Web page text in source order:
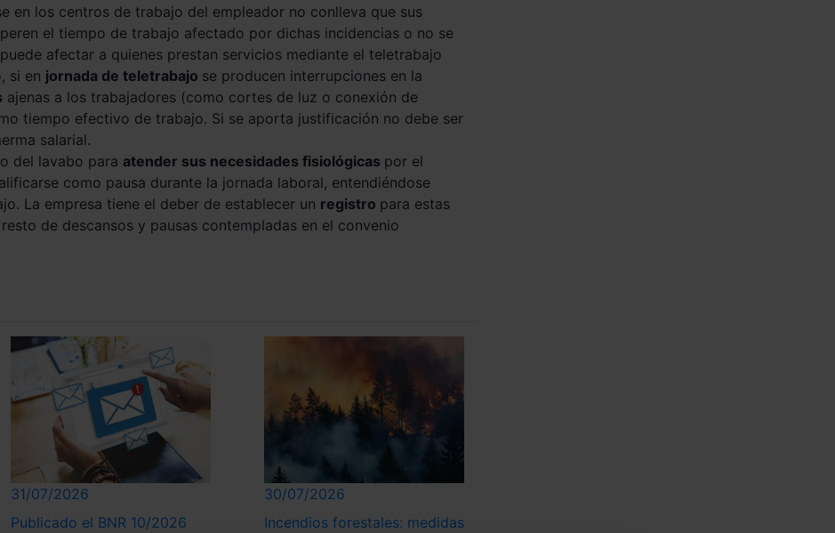
en los centros de trabajo del empleador no conlleva que sus
el tiempo de trabajo afectado por dichas incidencias o no se
afectar a quienes prestan servicios mediante el teletrabajo
si en jornada de teletrabajo se producen interrupciones en la
ajenas a los trabajadores (como cortes de luz o conexión de
tiempo efectivo de trabajo. Si se aporta justificación no debe ser
salarial.
del lavabo para atender sus necesidades fisiológicas por el
como pausa durante la jornada laboral, entendiéndose
La empresa tiene el deber de establecer un registro para estas
de descansos y pausas contempladas en el convenio
31/07/2026
Publicado el BNR 10/2026
30/07/2026
Incendios forestales: medidas